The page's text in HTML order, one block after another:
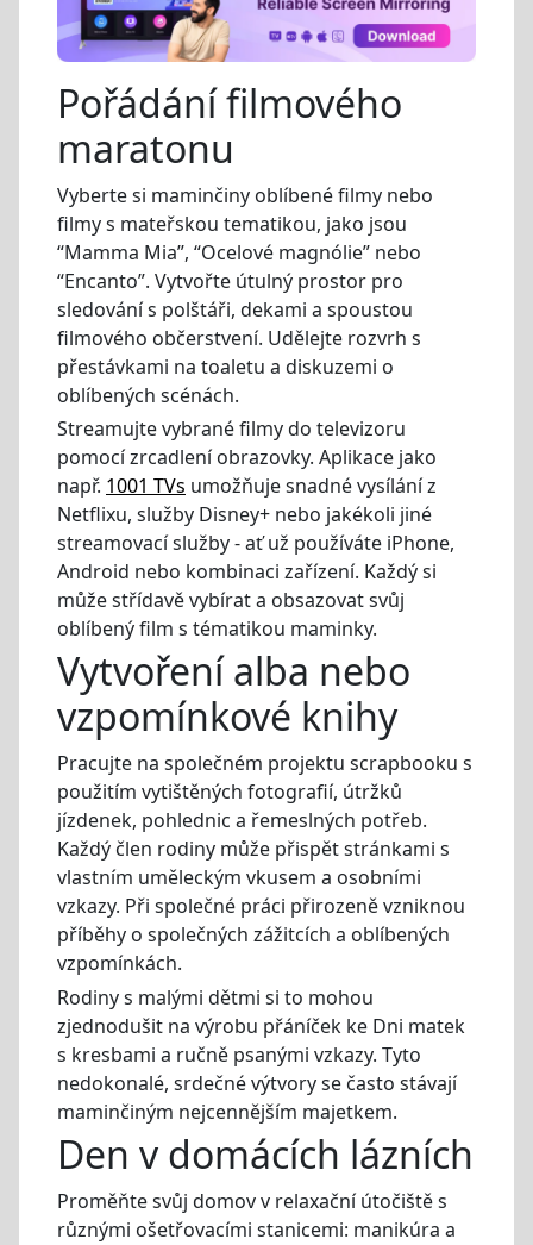
Pořádání filmového
maratonu
Vyberte si maminčiny oblíbené filmy nebo
filmy s mateřskou tematikou, jako jsou
“Mamma Mia”, “Ocelové magnólie” nebo
“Encanto”. Vytvořte útulný prostor pro
sledování s polštáři, dekami a spoustou
filmového občerstvení. Udělejte rozvrh s
přestávkami na toaletu a diskuzemi o
oblíbených scénách.
Streamujte vybrané filmy do televizoru
pomocí zrcadlení obrazovky. Aplikace jako
např. 1001 TVs umožňuje snadné vysílání z
Netflixu, služby Disney+ nebo jakékoli jiné
streamovací služby - ať už používáte iPhone,
Android nebo kombinaci zařízení. Každý si
může střídavě vybírat a obsazovat svůj
oblíbený film s tématikou maminky.
Vytvoření alba nebo
vzpomínkové knihy
Pracujte na společném projektu scrapbooku s
použitím vytištěných fotografií, útržků
jízdenek, pohlednic a řemeslných potřeb.
Každý člen rodiny může přispět stránkami s
vlastním uměleckým vkusem a osobními
vzkazy. Při společné práci přirozeně vzniknou
příběhy o společných zážitcích a oblíbených
vzpomínkách.
Rodiny s malými dětmi si to mohou
zjednodušit na výrobu přáníček ke Dni matek
s kresbami a ručně psanými vzkazy. Tyto
nedokonalé, srdečné výtvory se často stávají
maminčiným nejcennějším majetkem.
Den v domácích lázních
Proměňte svůj domov v relaxační útočiště s
různými ošetřovacími stanicemi: manikúra a